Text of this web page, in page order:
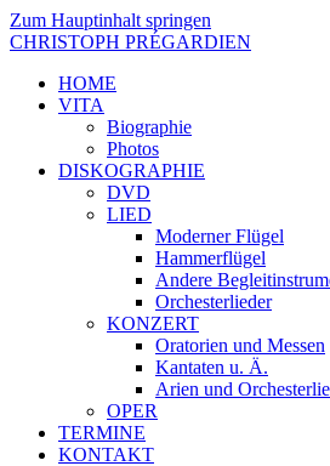
Zum Hauptinhalt springen
CHRISTOPH PRÉGARDIEN
HOME
VITA
Biographie
Photos
DISKOGRAPHIE
DVD
LIED
Moderner Flügel
Hammerflügel
Andere
Orchesterlieder
KONZERT
Oratorien und Messen
Kantaten u. Ä.
Arien und
OPER
TERMINE
KONTAKT